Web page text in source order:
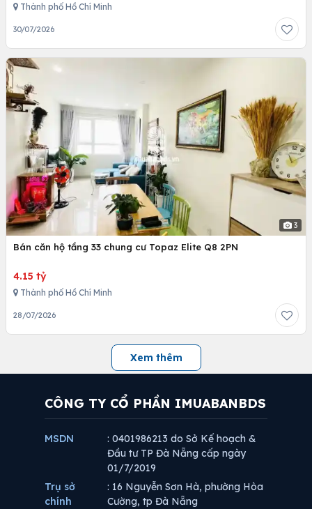
Thành phố Hồ Chí Minh
30/07/2026
3
Bán căn hộ tầng 33 chung cư Topaz Elite Q8 2PN
4.15 tỷ
Thành phố Hồ Chí Minh
28/07/2026
Xem thêm
CÔNG TY CỔ PHẦN IMUABANBDS
MSDN
: 0401986213 do Sở Kế hoạch &
Đầu tư TP Đà Nẵng cấp ngày
01/7/2019
Trụ sở
chính
: 16 Nguyễn Sơn Hà, phường Hòa
Cường, tp Đà Nẵng